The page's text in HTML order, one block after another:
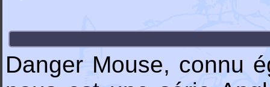
Danger Mouse, connu